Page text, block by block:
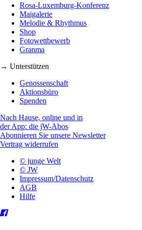
Rosa-Luxemburg-Konferenz
Maigalerie
Melodie & Rhythmus
Shop
Fotowettbewerb
Granma
→ Unterstützen
Genossenschaft
Aktionsbüro
Spenden
Nach Hause, online und in
der App: die jW-Abos
Abonnieren Sie unsere Newsletter
Vertrag widerrufen
© junge Welt
© JW
Impressum/Datenschutz
AGB
Hilfe